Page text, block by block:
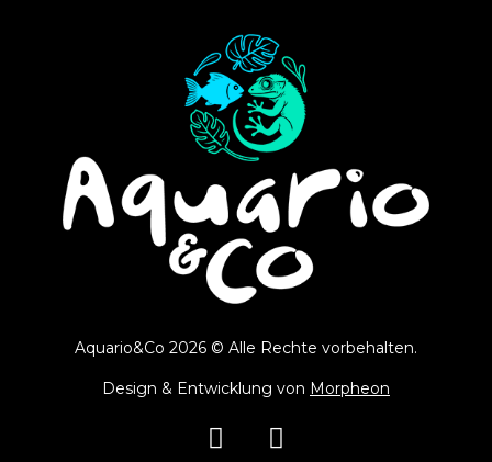
Aquario&Co 2026 © Alle Rechte vorbehalten.
Design & Entwicklung von Morpheon